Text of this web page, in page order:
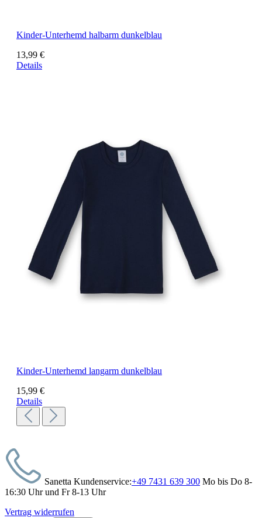
Kinder-Unterhemd halbarm dunkelblau
13,99 €
Details
Kinder-Unterhemd langarm dunkelblau
15,99 €
Details
Sanetta Kundenservice:+49 7431 639 300 Mo bis Do 8-
16:30 Uhr und Fr 8-13 Uhr
Vertrag widerrufen